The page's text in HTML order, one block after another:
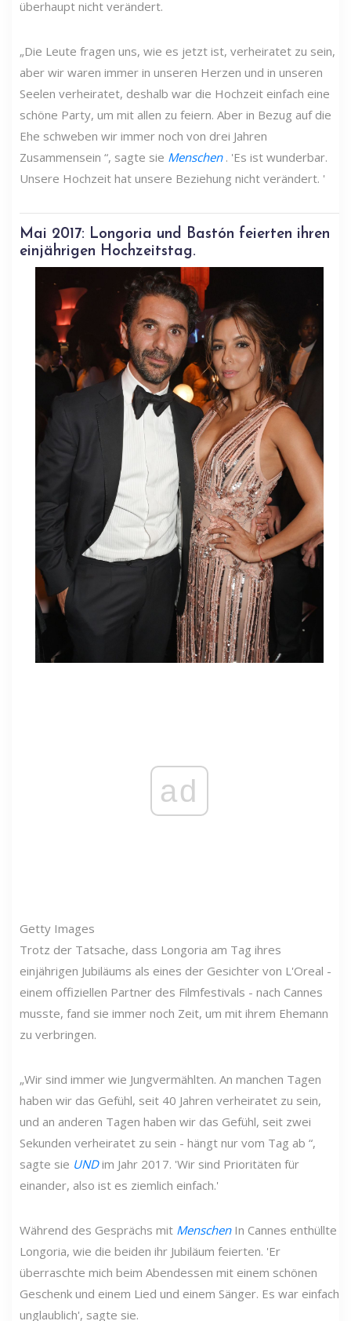
überhaupt nicht verändert.
„Die Leute fragen uns, wie es jetzt ist, verheiratet zu sein,
aber wir waren immer in unseren Herzen und in unseren
Seelen verheiratet, deshalb war die Hochzeit einfach eine
schöne Party, um mit allen zu feiern. Aber in Bezug auf die
Ehe schweben wir immer noch von drei Jahren
Zusammensein “, sagte sie Menschen . 'Es ist wunderbar.
Unsere Hochzeit hat unsere Beziehung nicht verändert. '
Mai 2017: Longoria und Bastón feierten ihren
einjährigen Hochzeitstag.
ad
Getty Images
Trotz der Tatsache, dass Longoria am Tag ihres
einjährigen Jubiläums als eines der Gesichter von L'Oreal -
einem offiziellen Partner des Filmfestivals - nach Cannes
musste, fand sie immer noch Zeit, um mit ihrem Ehemann
zu verbringen.
„Wir sind immer wie Jungvermählten. An manchen Tagen
haben wir das Gefühl, seit 40 Jahren verheiratet zu sein,
und an anderen Tagen haben wir das Gefühl, seit zwei
Sekunden verheiratet zu sein - hängt nur vom Tag ab “,
sagte sie UND im Jahr 2017. 'Wir sind Prioritäten für
einander, also ist es ziemlich einfach.'
Während des Gesprächs mit Menschen In Cannes enthüllte
Longoria, wie die beiden ihr Jubiläum feierten. 'Er
überraschte mich beim Abendessen mit einem schönen
Geschenk und einem Lied und einem Sänger. Es war einfach
unglaublich', sagte sie.